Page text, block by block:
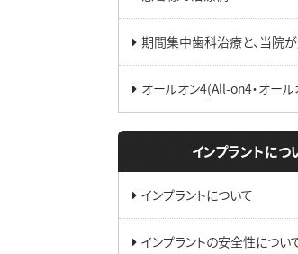
期間集中歯科治療と、当院
オールオン4(All-on4・オール
インプラントにつ
インプラントについて
インプラントの安全性につい